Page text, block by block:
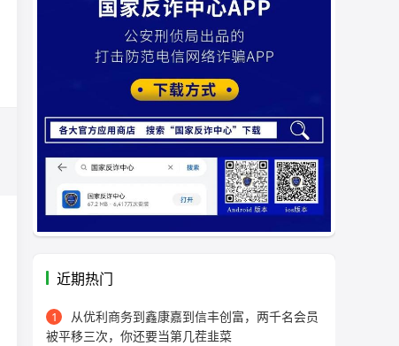
近期热门
1
从优利商务到鑫康嘉到信丰创富，两千名会员
被平移三次，你还要当第几茬韭菜